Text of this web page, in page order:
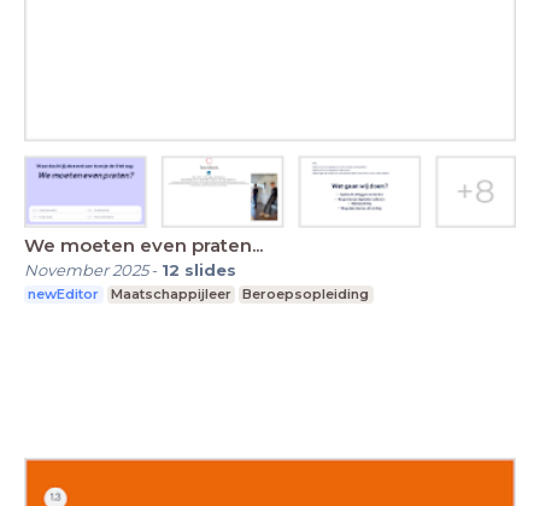
We moeten even praten...
November 2025- 12 slides
newEditor Maatschappijleer Beroepsopleiding